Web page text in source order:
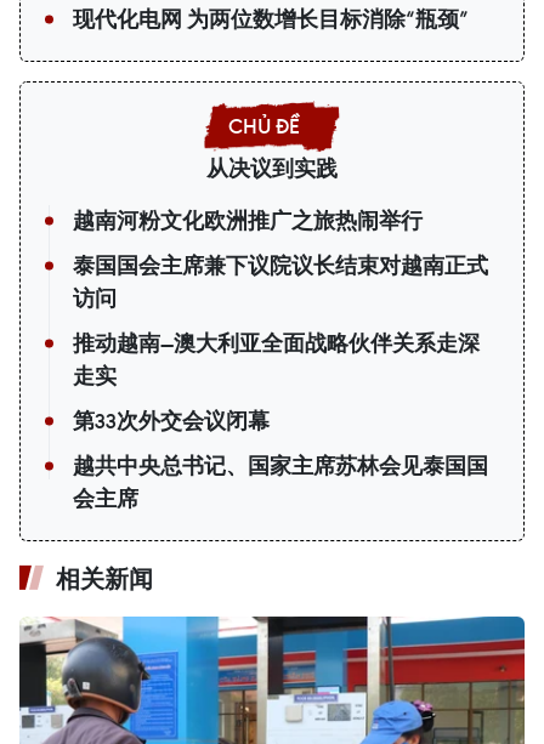
现代化电网 为两位数增长目标消除“瓶颈”
从决议到实践
越南河粉文化欧洲推广之旅热闹举行
泰国国会主席兼下议院议长结束对越南正式
访问
推动越南—澳大利亚全面战略伙伴关系走深
走实
第33次外交会议闭幕
越共中央总书记、国家主席苏林会见泰国国
会主席
相关新闻